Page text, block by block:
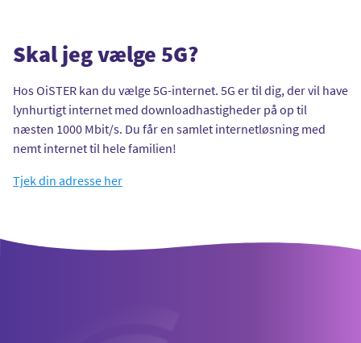
Skal jeg vælge 5G?
Hos OiSTER kan du vælge 5G-internet. 5G er til dig, der vil have
lynhurtigt internet med downloadhastigheder på op til
næsten 1000 Mbit/s. Du får en samlet internetløsning med
nemt internet til hele familien!
Tjek din adresse her